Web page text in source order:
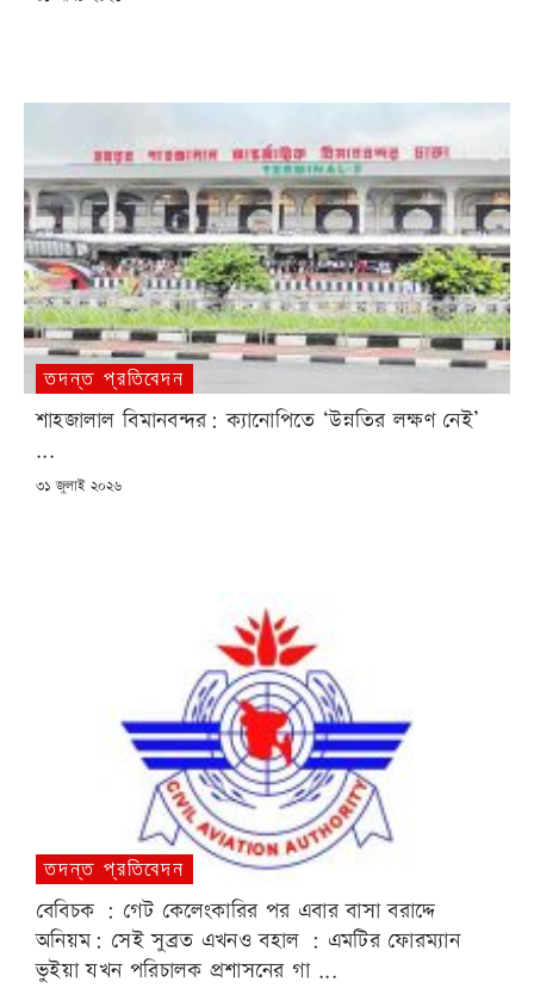
তদন্ত প্রতিবেদন
শাহজালাল বিমানবন্দর: ক্যানোপিতে ‘উন্নতির লক্ষণ নেই’
...
POSTED
৩১ জুলাই ২০২৬
তদন্ত প্রতিবেদন
বেবিচক : গেট কেলেংকারির পর এবার বাসা বরাদ্দে
অনিয়ম: সেই সুব্রত এখনও বহাল : এমটির ফোরম্যান
ভুইয়া যখন পরিচালক প্রশাসনের গা ...